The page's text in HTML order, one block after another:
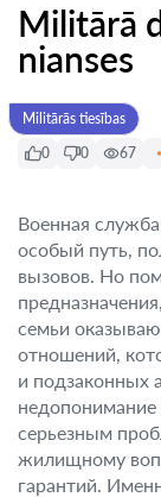
Militārā
nianses
Militārās tiesības
0
0 67
Военная
особый путь,
вызовов. Но
семьи
отношений,
и подзаконных
недопонимание
серьезным
жилищному
гарантий.